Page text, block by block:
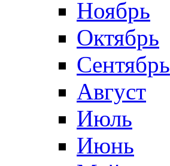
Ноябрь
Октябрь
Сентябрь
Август
Июль
Июнь